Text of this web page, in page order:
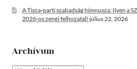
A Tisza-parti szabadság himnusza: Ilyen a
2026-os zenei felhozatal! július 22, 2026
Archívum